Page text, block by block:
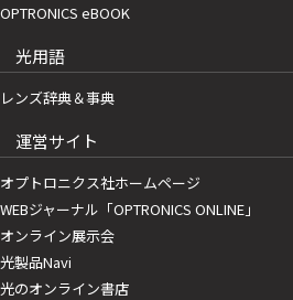
OPTRONICS eBOOK
光用語
レンズ辞典＆事典
運営サイト
オプトロニクス社ホームページ
WEBジャーナル「OPTRONICS ONLINE」
オンライン展示会
光製品Navi
光のオンライン書店